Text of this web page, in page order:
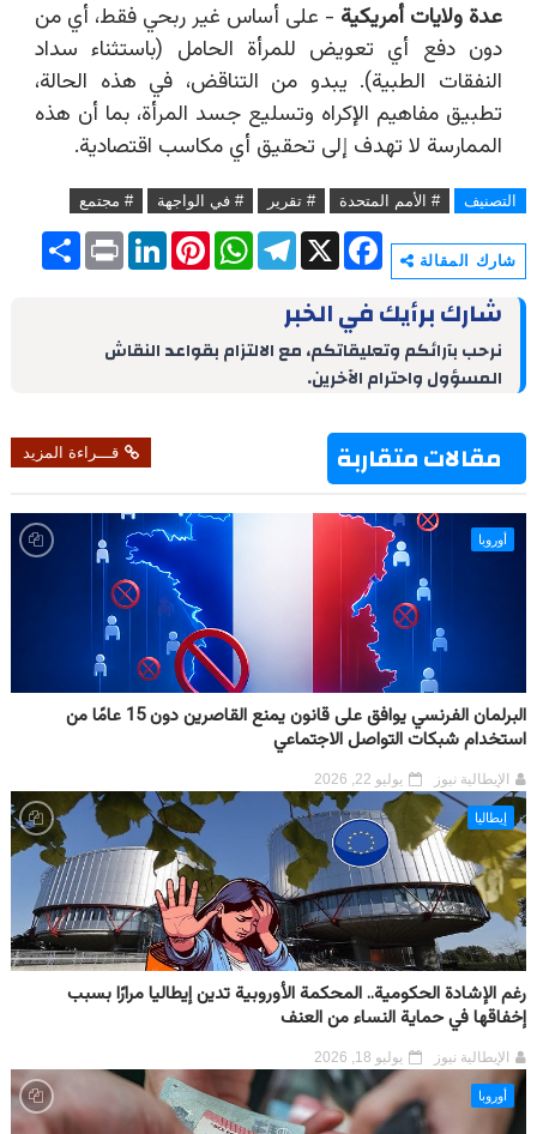
عدة ولايات أمريكية - على أساس غير ربحي فقط، أي من
دون دفع أي تعويض للمرأة الحامل (باستثناء سداد
النفقات الطبية). يبدو من التناقض، في هذه الحالة،
تطبيق مفاهيم الإكراه وتسليع جسد المرأة، بما أن هذه
الممارسة لا تهدف إلى تحقيق أي مكاسب اقتصادية.
التصنيف # الأمم المتحدة # تقرير # في الواجهة # مجتمع
شارك المقالة
S
h
P
r
L
I
P
e
W
h
p
T
e
g
a
X
F
a
b
o
k
شارك برأيك في الخبر
نرحب بآرائكم وتعليقاتكم، مع الالتزام بقواعد النقاش
المسؤول واحترام الآخرين.
مقالات متقاربة قـــراءة المزيد
أوروبا
البرلمان الفرنسي يوافق على قانون يمنع القاصرين دون 15 عامًا من
استخدام شبكات التواصل الاجتماعي
الإيطالية نيوز يوليو 22, 2026
إيطاليا
رغم الإشادة الحكومية.. المحكمة الأوروبية تدين إيطاليا مرارًا بسبب
إخفاقها في حماية النساء من العنف
الإيطالية نيوز يوليو 18, 2026
أوروبا